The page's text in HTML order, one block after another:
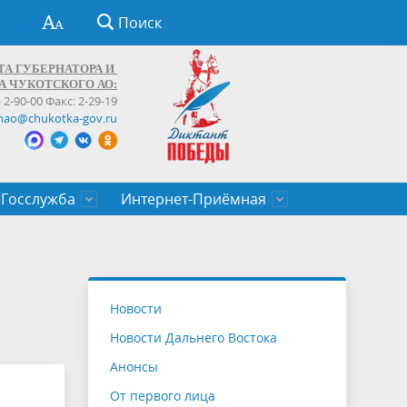
Поиск
ГУБЕРНАТОРА И
ЧУКОТСКОГО АО:
2-90-00 Факс: 2-29-19
gov.ru
Госслужба
служащих Чукотского автономного
Интернет-Приёмная
Новости
Новости Дальнего Востока
Анонсы
От первого лица